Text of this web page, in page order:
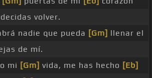
decidas volver.
nadie que pueda [Gm] llenar el
de mí.
mi [Gm] vida, me has hecho [Eb]